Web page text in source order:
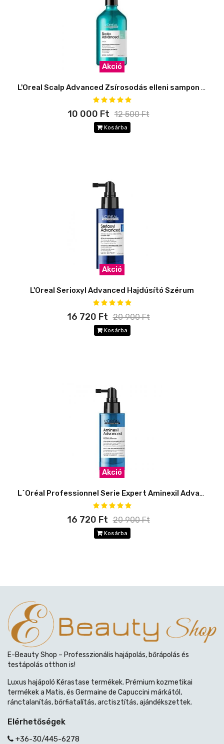
Akció
L'Oreal Scalp Advanced Zsírosodás elleni sampon 500ml
10 000 Ft 12 500 Ft
Kosárba
Akció
L'Oreal Serioxyl Advanced Hajdúsító Szérum
16 720 Ft 20 900 Ft
Kosárba
Akció
L´Oréal Professionnel Serie Expert Aminexil Advanced Szérum
16 720 Ft 20 900 Ft
Kosárba
E-Beauty Shop – Professzionális hajápolás, bőrápolás és
testápolás otthon is!
Luxus hajápoló Kérastase termékek. Prémium kozmetikai
termékek a Matis, és Germaine de Capuccini márkától,
ránctalanítás, bőrfiatalítás, arctisztítás, ajándékszettek.
Elérhetőségek
+36-30/445-6278